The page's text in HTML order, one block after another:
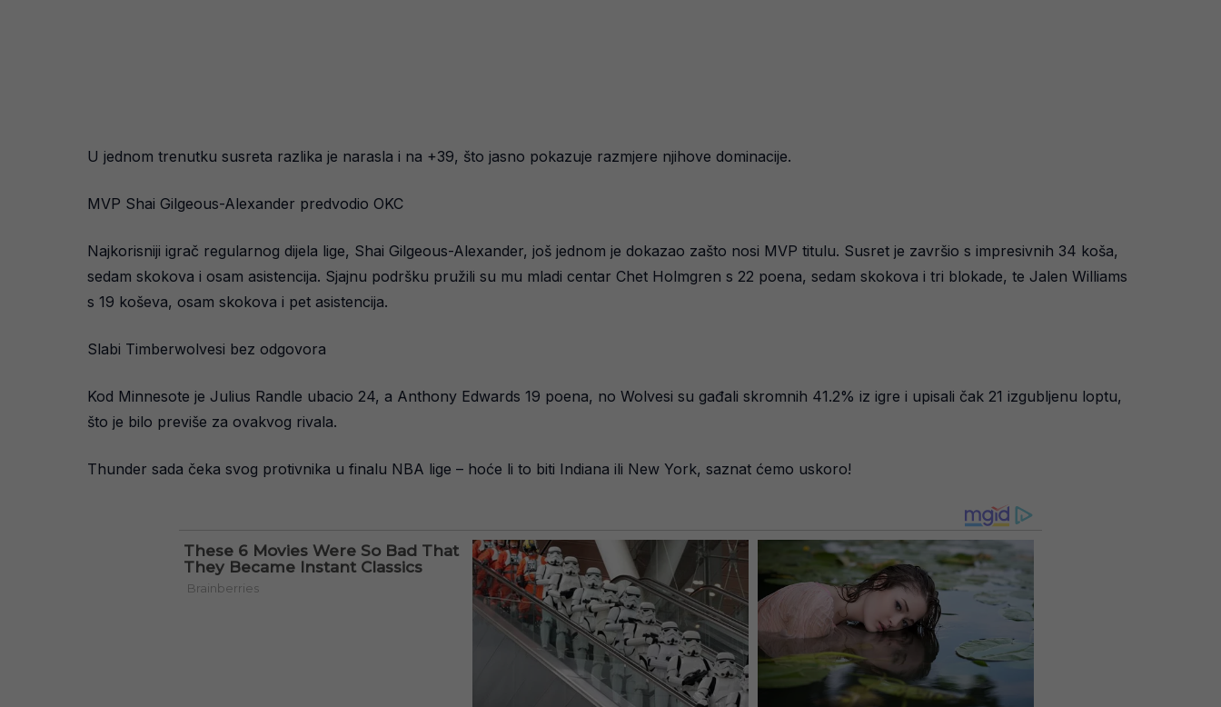
U jednom trenutku susreta razlika je narasla i na +39, što jasno pokazuje razmjere njihove dominacije.
MVP Shai Gilgeous-Alexander predvodio OKC
Najkorisniji igrač regularnog dijela lige, Shai Gilgeous-Alexander, još jednom je dokazao zašto nosi MVP titulu. Susret je završio s impresivnih 34 koša,
sedam skokova i osam asistencija. Sjajnu podršku pružili su mu mladi centar Chet Holmgren s 22 poena, sedam skokova i tri blokade, te Jalen Williams
s 19 koševa, osam skokova i pet asistencija.
Slabi Timberwolvesi bez odgovora
Kod Minnesote je Julius Randle ubacio 24, a Anthony Edwards 19 poena, no Wolvesi su gađali skromnih 41.2% iz igre i upisali čak 21 izgubljenu loptu,
što je bilo previše za ovakvog rivala.
Thunder sada čeka svog protivnika u finalu NBA lige – hoće li to biti Indiana ili New York, saznat ćemo uskoro!